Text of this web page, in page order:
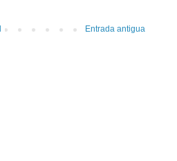
Entrada antigua